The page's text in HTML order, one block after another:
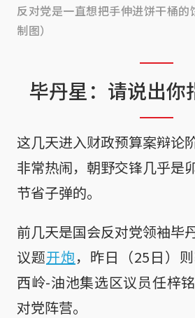
反对党是一直想把手伸进饼干桶的
制图）
毕丹星：请说出你
这几天进入财政预算案辩论
非常热闹，朝野交锋几乎是
节省子弹的。
前几天是国会反对党领袖毕
议题开炮，昨日（25日）
西岭-油池集选区议员任梓
对党阵营。